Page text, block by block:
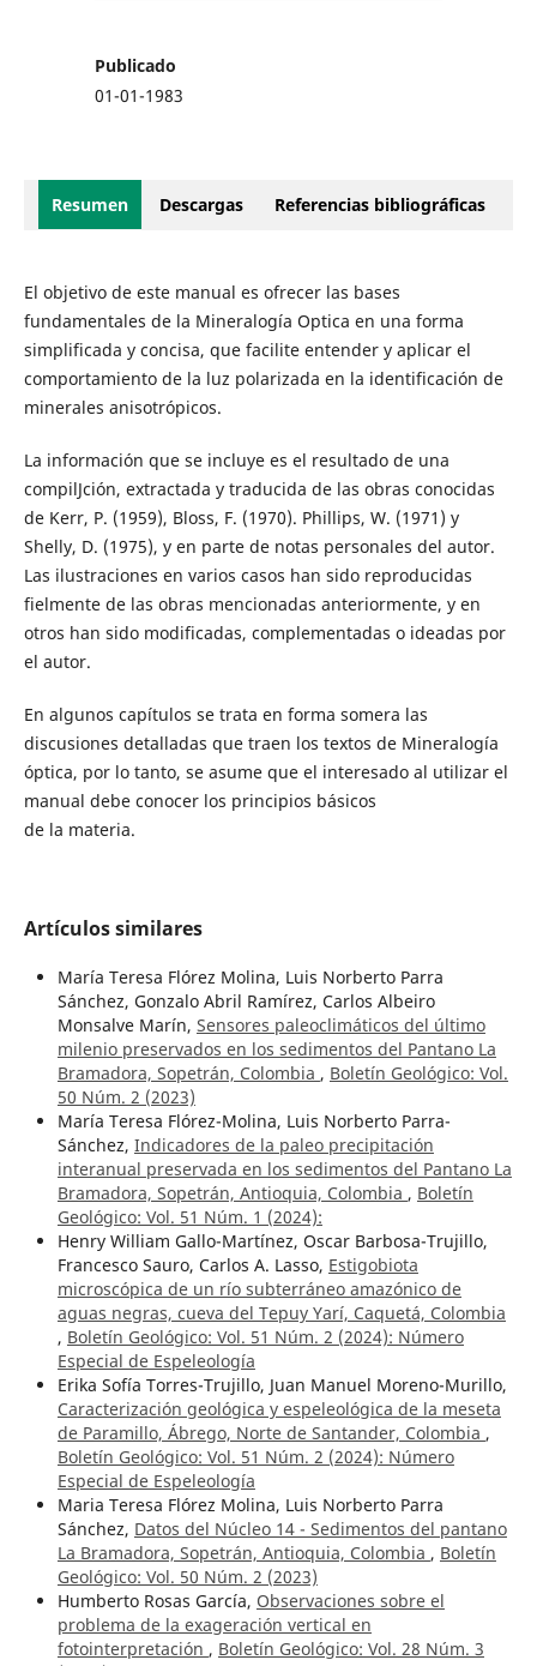
Publicado
01-01-1983
Resumen Descargas Referencias bibliográficas
El objetivo de este manual es ofrecer las bases
fundamentales de la Mineralogía Optica en una forma
simplificada y concisa, que facilite entender y aplicar el
comportamiento de la luz polarizada en la identificación de
minerales anisotrópicos.
La información que se incluye es el resultado de una
compilJción, extractada y traducida de las obras conocidas
de Kerr, P. (1959), Bloss, F. (1970). Phillips, W. (1971) y
Shelly, D. (1975), y en parte de notas personales del autor.
Las ilustraciones en varios casos han sido reproducidas
fielmente de las obras mencionadas anteriormente, y en
otros han sido modificadas, complementadas o ideadas por
el autor.
En algunos capítulos se trata en forma somera las
discusiones detalladas que traen los textos de Mineralogía
óptica, por lo tanto, se asume que el interesado al utilizar el
manual debe conocer los principios básicos
de la materia.
Artículos similares
María Teresa Flórez Molina, Luis Norberto Parra
Sánchez, Gonzalo Abril Ramírez, Carlos Albeiro
Monsalve Marín, Sensores paleoclimáticos del último
milenio preservados en los sedimentos del Pantano La
Bramadora, Sopetrán, Colombia , Boletín Geológico: Vol.
50 Núm. 2 (2023)
María Teresa Flórez-Molina, Luis Norberto Parra-
Sánchez, Indicadores de la paleo precipitación
interanual preservada en los sedimentos del Pantano La
Bramadora, Sopetrán, Antioquia, Colombia , Boletín
Geológico: Vol. 51 Núm. 1 (2024):
Henry William Gallo-Martínez, Oscar Barbosa-Trujillo,
Francesco Sauro, Carlos A. Lasso, Estigobiota
microscópica de un río subterráneo amazónico de
aguas negras, cueva del Tepuy Yarí, Caquetá, Colombia
, Boletín Geológico: Vol. 51 Núm. 2 (2024): Número
Especial de Espeleología
Erika Sofía Torres-Trujillo, Juan Manuel Moreno-Murillo,
Caracterización geológica y espeleológica de la meseta
de Paramillo, Ábrego, Norte de Santander, Colombia ,
Boletín Geológico: Vol. 51 Núm. 2 (2024): Número
Especial de Espeleología
Maria Teresa Flórez Molina, Luis Norberto Parra
Sánchez, Datos del Núcleo 14 - Sedimentos del pantano
La Bramadora, Sopetrán, Antioquia, Colombia , Boletín
Geológico: Vol. 50 Núm. 2 (2023)
Humberto Rosas García, Observaciones sobre el
problema de la exageración vertical en
fotointerpretación , Boletín Geológico: Vol. 28 Núm. 3